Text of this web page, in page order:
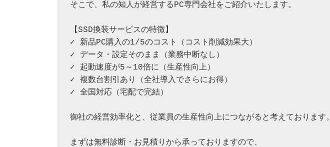
そこで、私の知人が経営するPC専門会社をご紹介いたします。
【SSD換装サービスの特徴】
✓ 新品PC購入の1/5のコスト（コスト削減効果大）
✓ データ・設定そのまま（業務中断なし）
✓ 起動速度が5～10倍に（生産性向上）
✓ 複数台割引あり（全社導入でさらにお得）
✓ 全国対応（宅配で完結）
御社の経営効率化と、従業員の生産性向上につながると考えております。
まずは無料診断・お見積りから承っておりますので、